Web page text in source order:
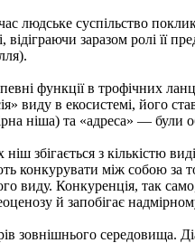
людське суспільство
заразом ролі її
функції в трофічних
виду в екосистемі, його
ніша) та «адреса» —
збігається з кількістю
конкурувати між собою за
виду. Конкуренція, так
й запобігає
зовнішнього середовища.